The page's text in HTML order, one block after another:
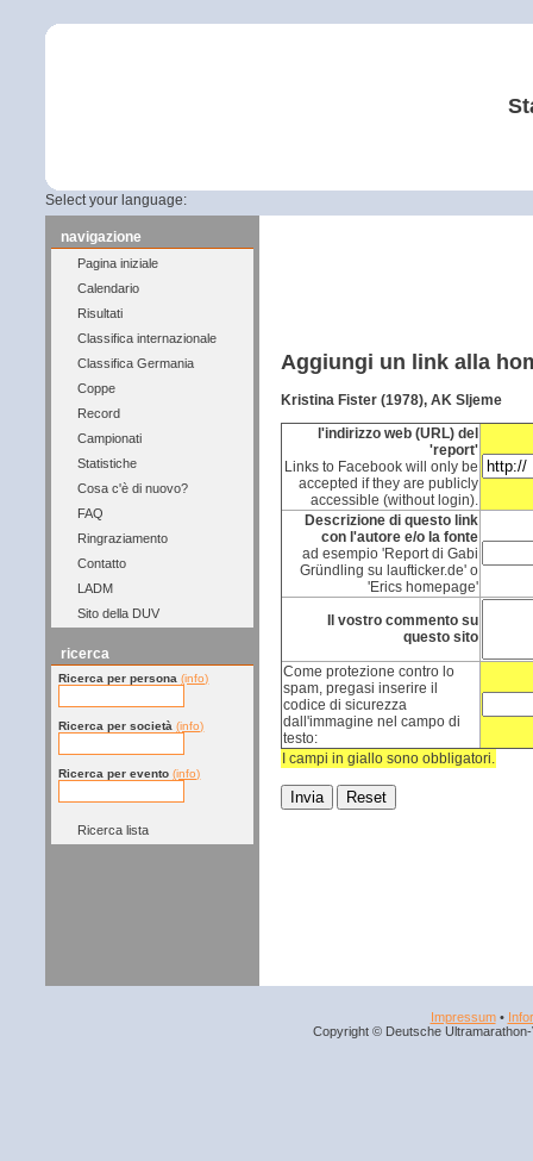
Select your language:
navigazione
Pagina iniziale
Calendario
Risultati
Classifica internazionale
Classifica Germania
Coppe
Record
Campionati
Statistiche
Cosa c'è di nuovo?
FAQ
Ringraziamento
Contatto
LADM
Sito della DUV
ricerca
Ricerca per persona (info)
Ricerca per società (info)
Ricerca per evento (info)
Ricerca lista
Aggiungi un link alla
Kristina Fister (1978), AK Sljeme
l'indirizzo web (URL) del
'report'
Links to Facebook will only be
accepted if they are publicly
accessible (without login).
Descrizione di questo link
con l'autore e/o la fonte
ad esempio 'Report di Gabi
Gründling su laufticker.de' o
'Erics homepage'
Il vostro commento su
questo sito
Come protezione contro lo
spam, pregasi inserire il
codice di sicurezza
dall'immagine nel campo di
testo:
I campi in giallo sono obbligatori.
Impressum•
Copyright © Deutsche